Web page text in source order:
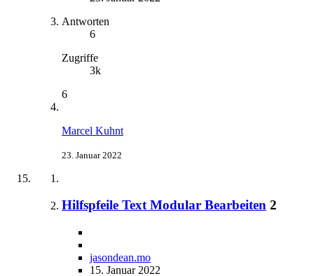
Antworten
6
Zugriffe
3k
6
Marcel Kuhnt
23. Januar 2022
Hilfspfeile Text Modular Bearbeiten 2
jasondean.mo
15. Januar 2022